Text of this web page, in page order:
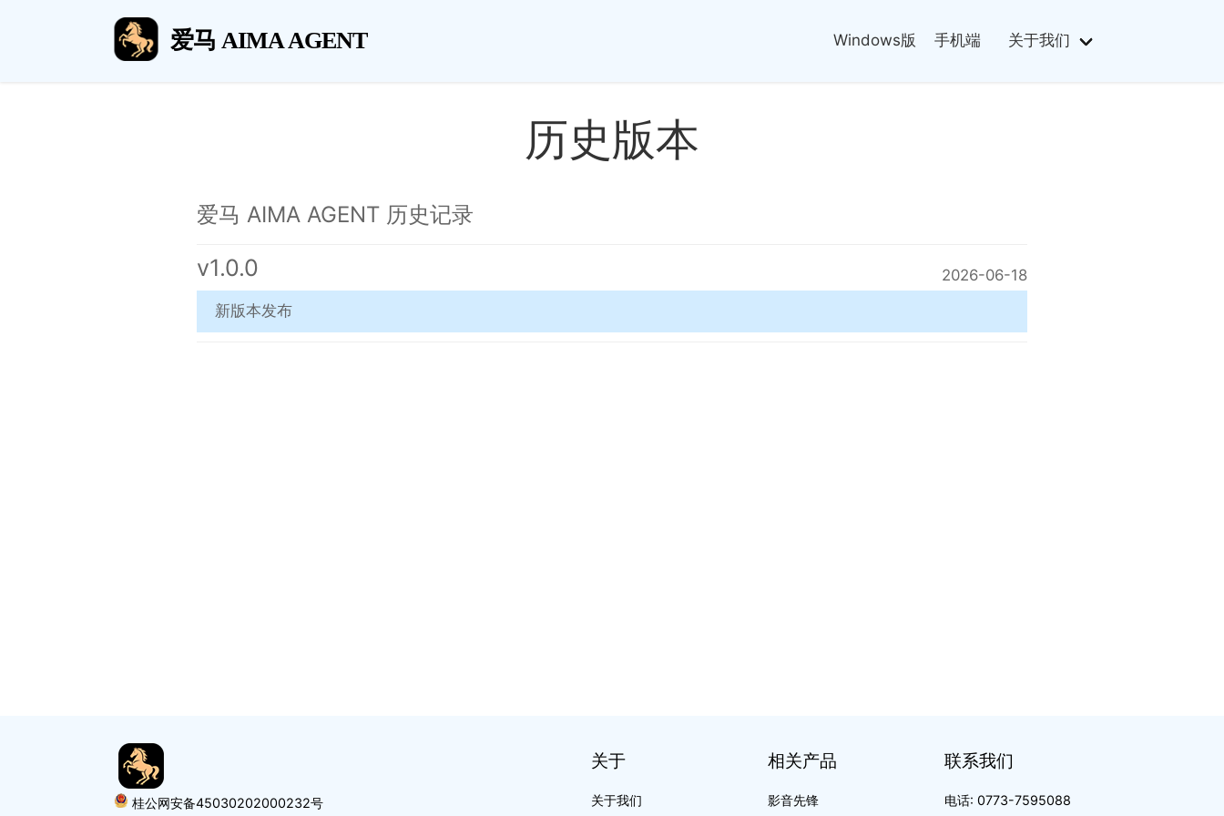
爱马 AIMA AGENT Windows版 手机端 关于我们
历史版本
爱马 AIMA AGENT 历史记录
v1.0.0 2026-06-18
新版本发布
桂公网安备45030202000232号
关于
关于我们
相关产品
影音先锋
联系我们
电话: 0773-7595088